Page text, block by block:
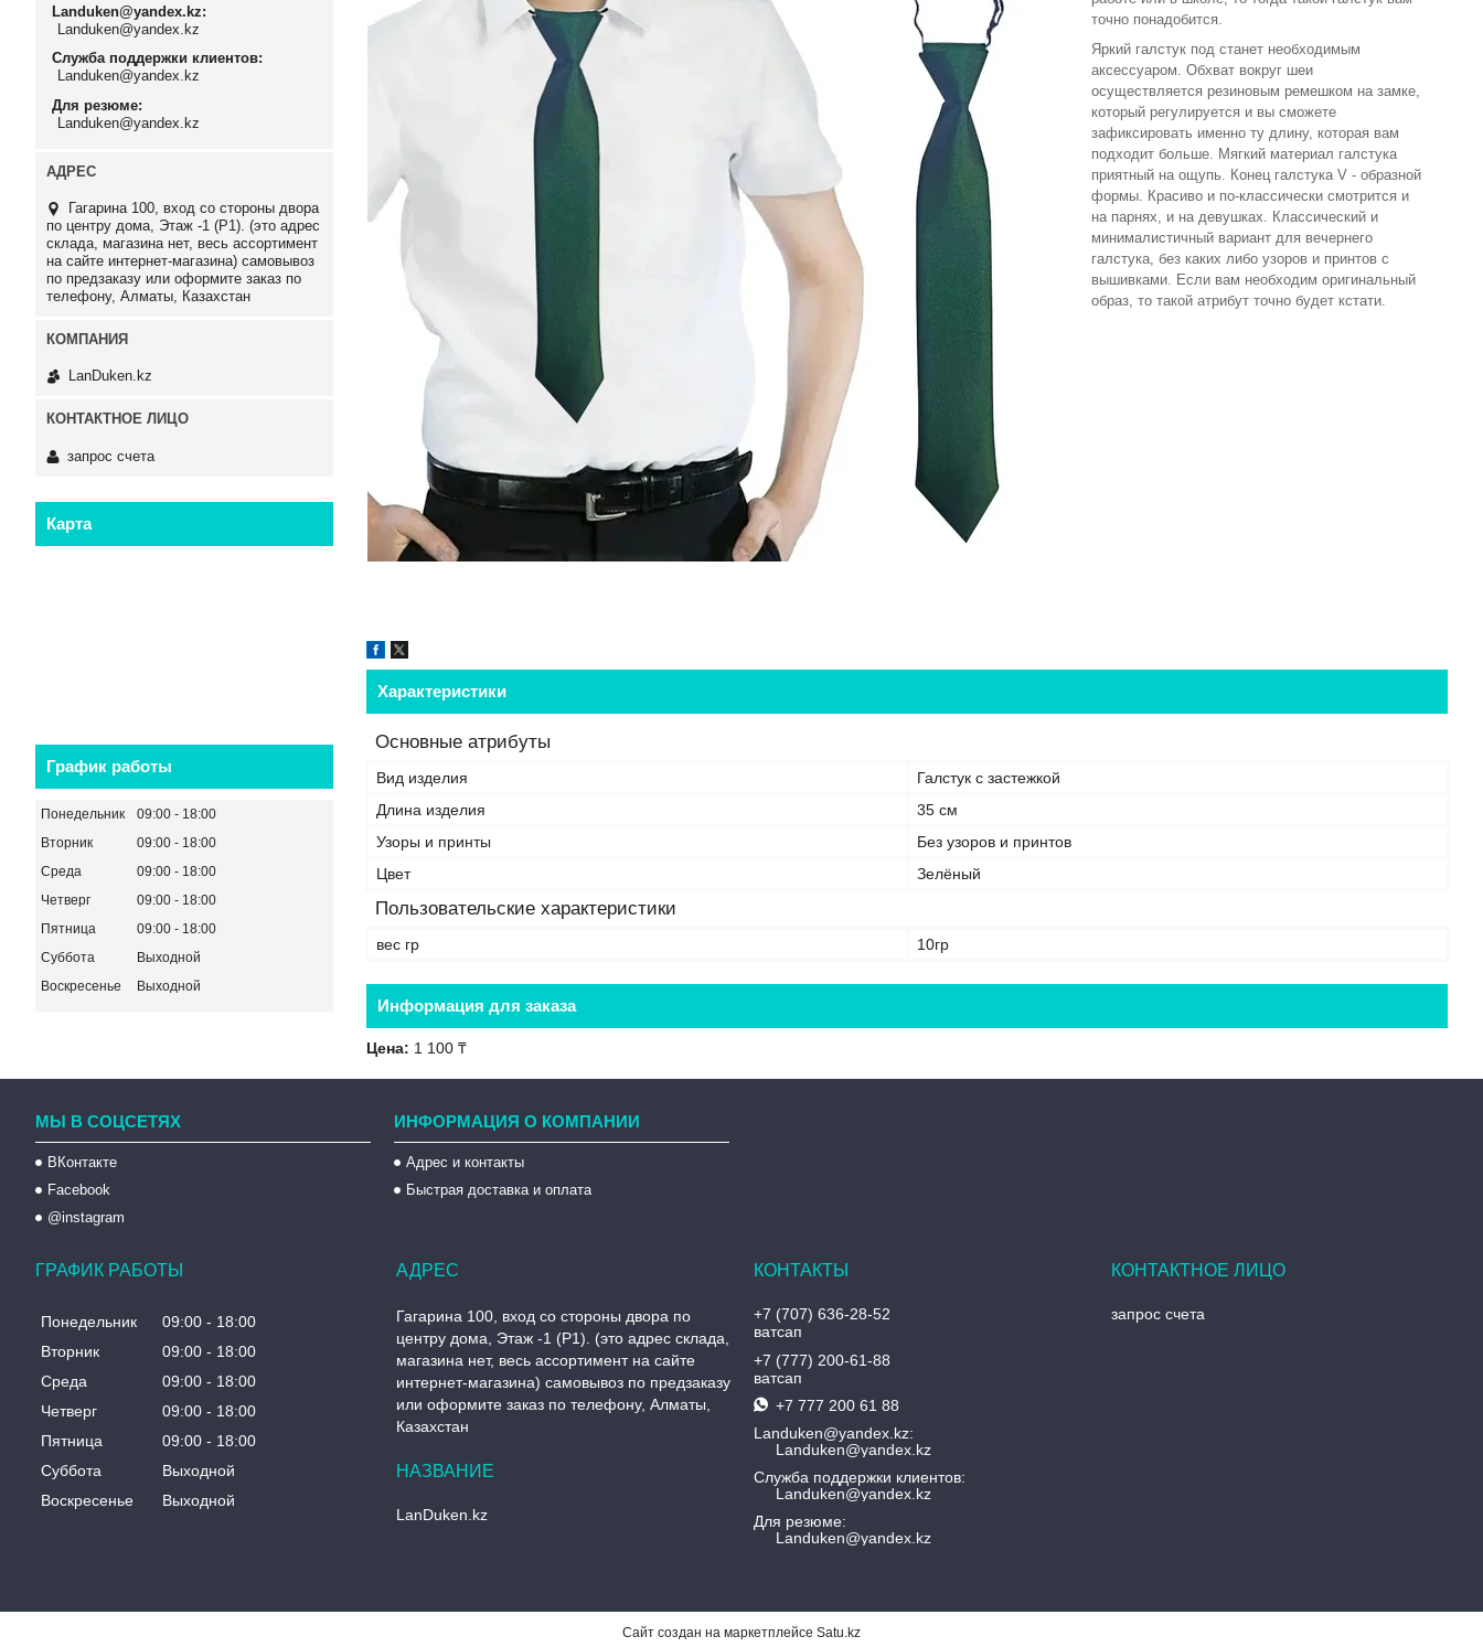
точно понадобится.
Яркий галстук под станет необходимым
аксессуаром. Обхват вокруг шеи
осуществляется резиновым ремешком на замке,
который регулируется и вы сможете
зафиксировать именно ту длину, которая вам
подходит больше. Мягкий материал галстука
приятный на ощупь. Конец галстука V - образной
формы. Красиво и по-классически смотрится и
на парнях, и на девушках. Классический и
минималистичный вариант для вечернего
галстука, без каких либо узоров и принтов с
вышивками. Если вам необходим оригинальный
образ, то такой атрибут точно будет кстати.
Характеристики
Основные атрибуты
Вид изделия
Галстук с застежкой
Длина изделия
35 см
Узоры и принты
Без узоров и принтов
Цвет
Зелёный
Пользовательские характеристики
вес гр 10гр
Информация для заказа
Цена: 1 100 ₸
Landuken@yandex.kz
Landuken@yandex.kz
Служба поддержки клиентов
Landuken@yandex.kz
Для резюме
Landuken@yandex.kz
Гагарина 100, вход со стороны двора
по центру дома, Этаж -1 (P1). (это адрес
склада, магазина нет, весь ассортимент
на сайте интернет-магазина) самовывоз
по предзаказу или оформите заказ по
телефону, Алматы, Казахстан
LanDuken.kz
запрос счета
Карта
График работы
Понедельник 09:00
18:00
Вторник
09:00
18:00
Среда
09:00
18:00
Четверг
09:00
18:00
Пятница
09:00
18:00
Суббота
Выходной
Воскресенье
Выходной
МЫ В СОЦСЕТЯХ
ВКонтакте
Facebook
@instagram
ИНФОРМАЦИЯ О КОМПАНИИ
Адрес и контакты
Быстрая доставка и оплата
ГРАФИК РАБОТЫ
Понедельник 09:00
18:00
Вторник
09:00
18:00
Среда
09:00
18:00
Четверг
09:00
18:00
Пятница
09:00
18:00
Суббота
Выходной
Воскресенье
Выходной
Гагарина 100, вход со стороны двора по
центру дома, Этаж -1 (P1). (это адрес склада,
магазина нет, весь ассортимент на сайте
интернет-магазина) самовывоз по предзаказу
или оформите заказ по телефону, Алматы,
Казахстан
LanDuken.kz
+7 (707) 636-28-52
ватсап
+7 (777) 200-61-88
ватсап
+7 777 200 61 88
Landuken@yandex.kz
Landuken@yandex.kz
Служба поддержки клиентов
Landuken@yandex.kz
Для резюме
Landuken@yandex.kz
запрос счета
Сайт создан на маркетплейсе Satu.kz